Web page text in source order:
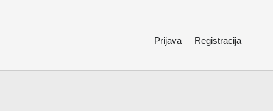
Prijava Registracija